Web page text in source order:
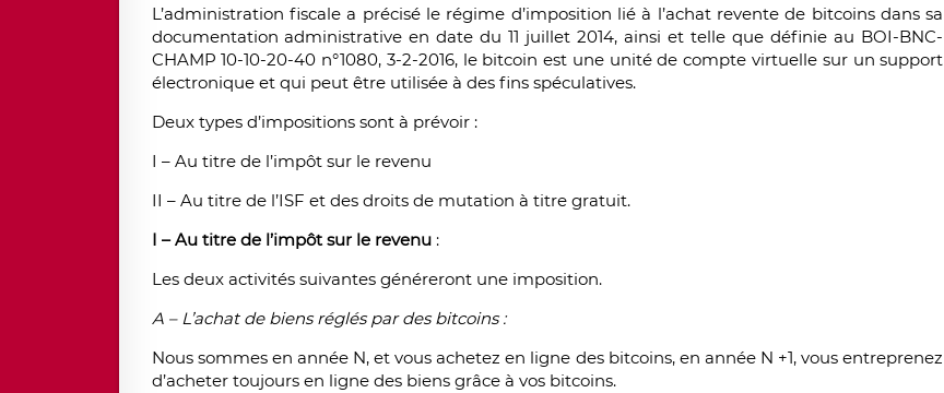
L’administration fiscale a précisé le régime d’imposition lié à l’achat revente de bitcoins dans sa
documentation administrative en date du 11 juillet 2014, ainsi et telle que définie au BOI-BNC-
CHAMP 10-10-20-40 n°1080, 3-2-2016, le bitcoin est une unité de compte virtuelle sur un support
électronique et qui peut être utilisée à des fins spéculatives.
Deux types d’impositions sont à prévoir :
I – Au titre de l’impôt sur le revenu
II – Au titre de l’ISF et des droits de mutation à titre gratuit.
I – Au titre de l’impôt sur le revenu:
Les deux activités suivantes généreront une imposition.
A – L’achat de biens réglés par des bitcoins :
Nous sommes en année N, et vous achetez en ligne des bitcoins, en année N +1, vous entreprenez
d’acheter toujours en ligne des biens grâce à vos bitcoins.